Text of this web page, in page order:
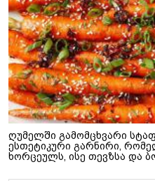
ღუმელში გამომცხვარი
ესთეტიკური გარნირი,
ხორცეულს, ისე თევზსა და